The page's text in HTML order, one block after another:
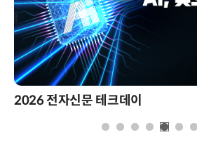
2026 전자신문 테크데이